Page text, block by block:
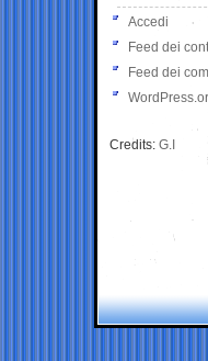
Accedi
Feed dei
Feed dei
Credits: G.I